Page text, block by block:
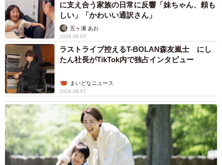
に支え合う家族の日常に反響「妹ちゃん、頼も
しい」「かわいい通訳さん」
五ヶ瀬 あお
2026.08.07
ラストライブ控えるT-BOLAN森友嵐士 にし
たん社長がTikTok内で独占インタビュー
まいどなニュース
2026.08.07